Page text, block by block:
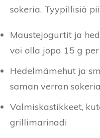
sokeria. Tyypillisiä
Maustejogurtit ja
voi olla jopa 15 g
Hedelmämehut ja
saman verran
Valmiskastikkeet,
grillimarinadi